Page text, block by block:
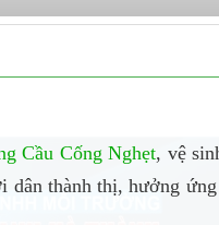
Cầu Cống Nghẹt, vệ
thành thị, hưởng